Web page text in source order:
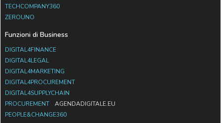
TECHCOMPANY360
ZEROUNO
Funzioni di Business
DIGITAL4FINANCE
DIGITAL4LEGAL
DIGITAL4MARKETING
DIGITAL4PROCUREMENT
DIGITAL4SUPPLYCHAIN
PROCUREMENT
AGENDADIGITALE.EU
PEOPLE&CHANGE360